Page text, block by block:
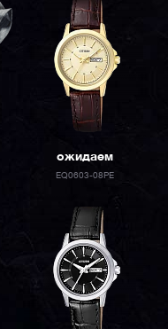
ожидаем
EQ0603-08PE